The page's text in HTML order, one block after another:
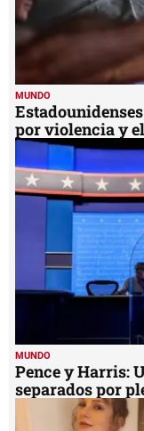
MUNDO
por violencia y
MUNDO
Pence y Harris:
separados por